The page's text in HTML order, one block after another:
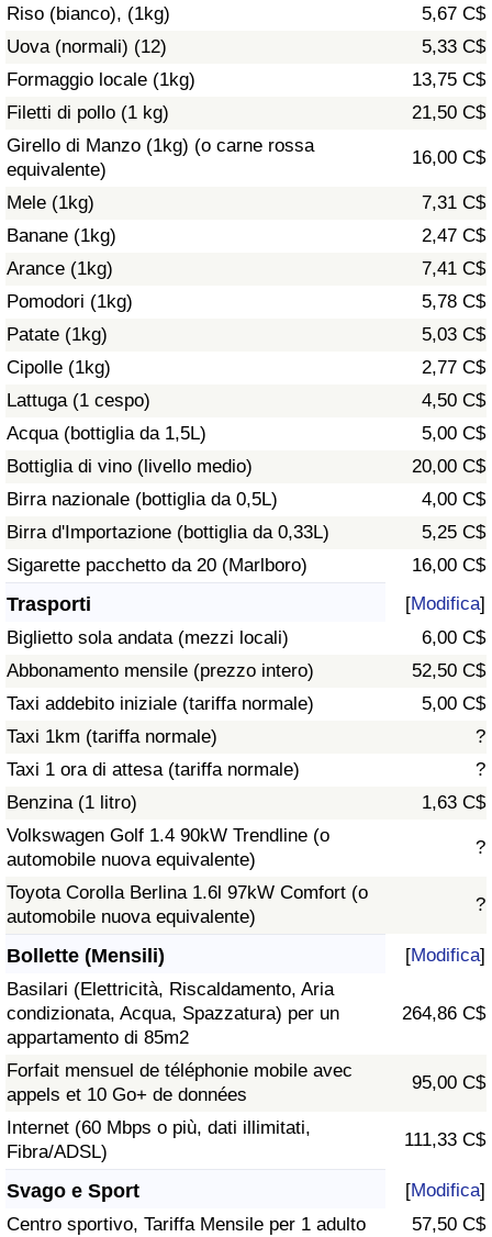
Riso (bianco), (1kg)
5,67 C$
Uova (normali) (12)
5,33 C$
Formaggio locale (1kg)
13,75 C$
Filetti di pollo (1 kg)
21,50 C$
Girello di Manzo (1kg) (o carne rossa
equivalente)
16,00 C$
Mele (1kg)
7,31 C$
Banane (1kg)
2,47 C$
Arance (1kg)
7,41 C$
Pomodori (1kg)
5,78 C$
Patate (1kg)
5,03 C$
Cipolle (1kg)
2,77 C$
Lattuga (1 cespo)
4,50 C$
Acqua (bottiglia da 1,5L)
5,00 C$
Bottiglia di vino (livello medio)
20,00 C$
Birra nazionale (bottiglia da 0,5L)
4,00 C$
Birra d'Importazione (bottiglia da 0,33L)
5,25 C$
Sigarette pacchetto da 20 (Marlboro)
16,00 C$
Trasporti [Modifica]
Biglietto sola andata (mezzi locali)
6,00 C$
Abbonamento mensile (prezzo intero)
52,50 C$
Taxi addebito iniziale (tariffa normale)
5,00 C$
Taxi 1km (tariffa normale)
?
Taxi 1 ora di attesa (tariffa normale)
?
Benzina (1 litro)
1,63 C$
Volkswagen Golf 1.4 90kW Trendline (o
automobile nuova equivalente)
?
Toyota Corolla Berlina 1.6l 97kW Comfort (o
automobile nuova equivalente)
?
Bollette (Mensili) [Modifica]
Basilari (Elettricità, Riscaldamento, Aria
condizionata, Acqua, Spazzatura) per un
appartamento di 85m2
264,86 C$
Forfait mensuel de téléphonie mobile avec
appels et 10 Go+ de données
95,00 C$
Internet (60 Mbps o più, dati illimitati,
Fibra/ADSL)
111,33 C$
Svago e Sport [Modifica]
Centro sportivo, Tariffa Mensile per 1 adulto
57,50 C$
Indice dell’Assistenza Sanitaria (Corrente)
Indice dell’Assistenza Sanitaria
Indice dell’Assistenza Sanitaria per
Nazione
Inquinamento
Indice dell’Inquinamento (Corrente)
Indice di inquinamento
Indice dell’Inquinamento per Nazione
Traffico
Indice del Traffico
Indice del traffico (Corrente)
Indice del traffico per Nazione